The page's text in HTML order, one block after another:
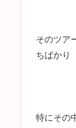
そのツア
ちばかり
特にその